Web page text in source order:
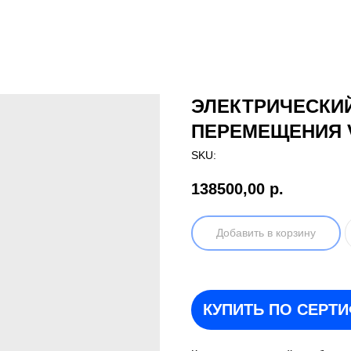
ПЕРЕМЕЩЕНИЯ
SKU:
138500,00 р.
Добавить в корзину
КУПИТЬ ПО